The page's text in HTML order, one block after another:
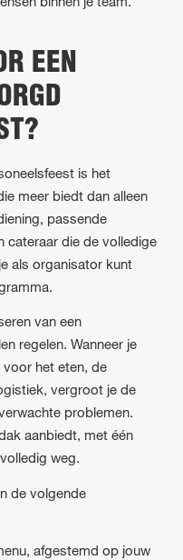
EEN
is het
meer biedt dan alleen
passende
cateraar die de volledige
als organisator kunt
van een
regelen. Wanneer je
voor het eten, de
vergroot je de
problemen.
aanbiedt, met één
weg.
de volgende
afgestemd op jouw